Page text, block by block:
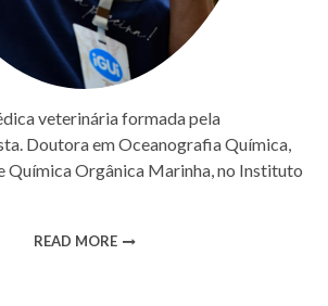
veterinária formada pela
Doutora em Oceanografia Química,
Química Orgânica Marinha, no Instituto
READ MORE